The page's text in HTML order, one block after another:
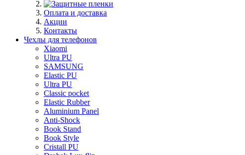
Оплата и доставка
Акции
Контакты
Чехлы для телефонов
Xiaomi
Ultra PU
SAMSUNG
Elastic PU
Ultra PU
Classic pocket
Elastic Rubber
Aluminium Panel
Anti-Shock
Book Stand
Book Style
Cristall PU